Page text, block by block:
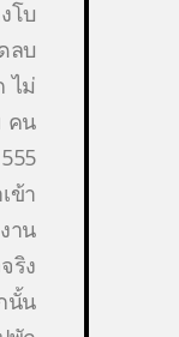
โบ
ลบ
ไม่
คน
ข้า
าน
ริง
นั้น